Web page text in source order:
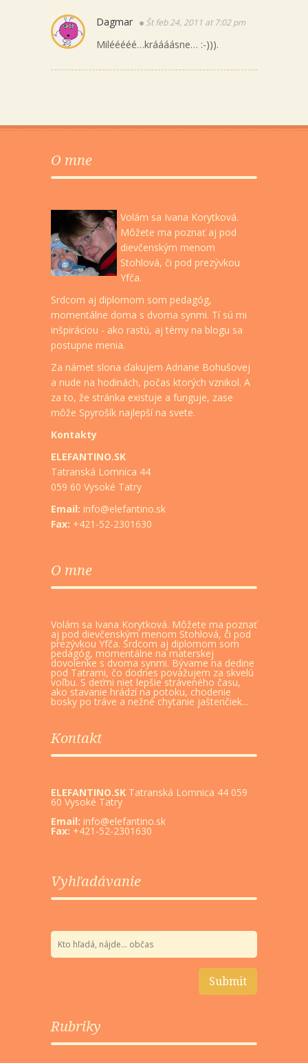
Dagmar Št feb 24, 2011 at 7:02 pm
Milééééé…kráááásne… :-))).
O mne
Volám sa Ivana Korytková.
Môžete ma poznať aj pod
dievčenským menom
Stohlová, či pod prezývkou
Yfča.
Srdcom aj diplomom som pedagóg,
momentálne doma s dvoma synmi. Tí sú mi
inšpiráciou - ako rastú, aj témy na blogu sa
postupne menia.
Za námet slona ďakujem Adriane Bohušovej
a nude na hodinách, počas ktorých vznikol. A
za to, že stránka existuje a funguje, zase
môže Spyrošík najlepší na svete.
Kontakty
ELEFANTINO.SK
Tatranská Lomnica 44
059 60 Vysoké Tatry
Email: info@elefantino.sk
Fax: +421-52-2301630
O mne
Volám sa Ivana Korytková. Môžete ma poznať
aj pod dievčenským menom Stohlová, či pod
prezývkou Yfča. Srdcom aj diplomom som
pedagóg, momentálne na materskej
dovolenke s dvoma synmi. Bývame na dedine
pod Tatrami, čo dodnes považujem za skvelú
voľbu. S deťmi niet lepšie stráveného času,
ako stavanie hrádzí na potoku, chodenie
bosky po tráve a nežné chytanie jašteričiek...
Kontakt
ELEFANTINO.SK Tatranská Lomnica 44 059
60 Vysoké Tatry
Email: info@elefantino.sk
Fax: +421-52-2301630
Vyhľadávanie
Rubriky